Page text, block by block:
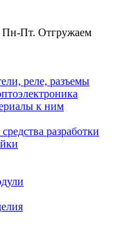
Пн-Пт. Отгружаем
реле, разъемы
к ним
разработки